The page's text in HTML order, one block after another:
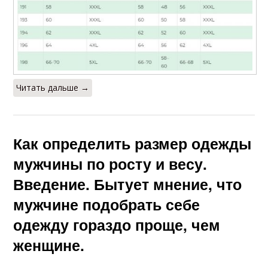
Читать дальше →
Как определить размер одежды
мужчины по росту и весу.
Введение. Бытует мнение, что
мужчине подобрать себе
одежду гораздо проще, чем
женщине.